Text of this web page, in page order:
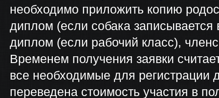
необходимо приложить копию
диплом (если собака
диплом (если рабочий класс),
Временем получения заявки
все необходимые для регистрации
переведена стоимость участия в